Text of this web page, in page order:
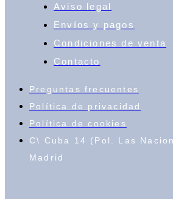
Aviso legal
Envíos y pagos
Condiciones de venta
Contacto
Preguntas frecuentes
Política de privacidad
Política de cookies
C\ Cuba 14 (Pol. Las
Madrid